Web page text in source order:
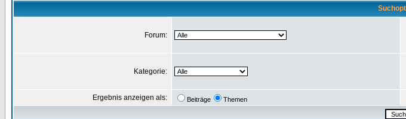
Forum:
Kategorie:
Ergebnis anzeigen als: Beiträge Themen